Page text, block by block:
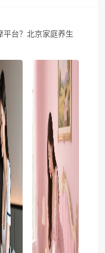
台？北京家庭养生